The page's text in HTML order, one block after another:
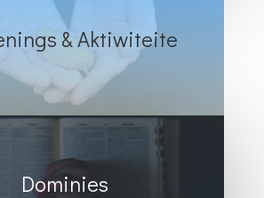
& Aktiwiteite
Dominies